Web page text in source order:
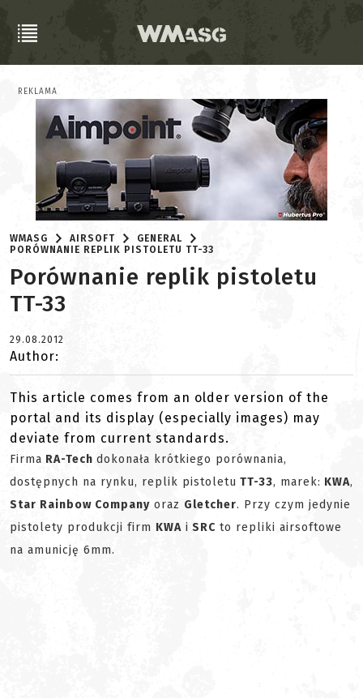
REKLAMA
WMASG AIRSOFT
GENERAL
PORÓWNANIE REPLIK PISTOLETU TT-33
Porównanie replik pistoletu
TT-33
29.08.2012
Author:
This article comes from an older version of the
portal and its display (especially images) may
deviate from current standards.
Firma RA-Tech dokonała krótkiego porównania,
dostępnych na rynku, replik pistoletu TT-33, marek: KWA,
Star Rainbow Company oraz Gletcher. Przy czym jedynie
pistolety produkcji firm KWA i SRC to repliki airsoftowe
na amunicję 6mm.